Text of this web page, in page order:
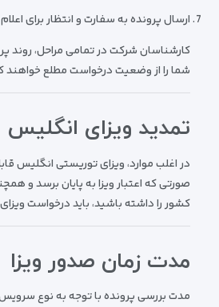
ارسال پرونده به سفارت و انتظار برای
کارشناسان شرکت در تمامی مراحل، روند
شما را از وضعیت درخواست مطلع خواهند
تمدید ویزای انگلیس
در اغلب موارد، ویزای توریستی انگلیس
صورتی که اعتبار ویزا به پایان برسد و
کشور را داشته باشید، باید درخواست
مدت زمان صدور ویزا
مدت بررسی پرونده با توجه به نوع